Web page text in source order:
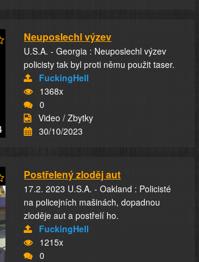
Neuposlechl výzev
U.S.A. - Georgia : Neuposlechl výzev
policisty tak byl proti němu použit taser.
FuckingHell
1368x
0
Video / Zbytky
30/10/2023
Postřelený zloděj aut
17.2. 2023 U.S.A. - Oakland : Policisté
na policejních mašinách, dopadnou
zloděje aut a postřelí ho.
FuckingHell
1215x
0